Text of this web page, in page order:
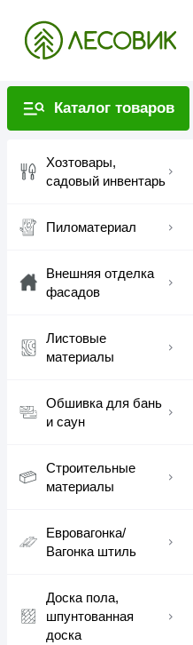
Каталог товаров
Хозтовары,
садовый инвентарь
Пиломатериал
Внешняя отделка
фасадов
Листовые
материалы
Обшивка для бань
и саун
Строительные
материалы
Евровагонка/
Вагонка штиль
Доска пола,
шпунтованная
доска